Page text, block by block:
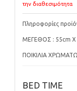
την διαθεσιμότητα
Πληροφορίες
ΜΕΓΕΘΟΣ : 55cm X
ΠΟΙΚΙΛΙΑ
BED TIME